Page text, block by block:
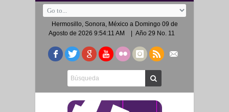
Hermosillo, Sonora, México a Domingo 09 de
Agosto de 2026 9:54:11 AM
| Año 29 No. 11